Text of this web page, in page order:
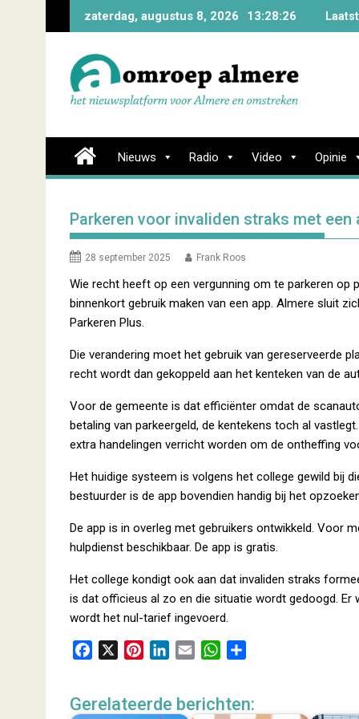
zaterdag, augustus 8, 2026 13:28:27
Nieuws Radio Video Opinie
Parkeren voor invaliden straks met een
28 september 2025 Frank Roos
Wie recht heeft op een vergunning om te parkeren op
binnenkort gebruik maken van een app. Almere sluit
Parkeren Plus.
Die verandering moet het gebruik van gereserveerde
recht wordt dan gekoppeld aan het kenteken van de
Voor de gemeente is dat efficiënter omdat de
betaling van parkeergeld, de kentekens toch al
extra handelingen verricht worden om de ontheffing
Het huidige systeem is volgens het college gewild bij
bestuurder is de app bovendien handig bij het
De app is in overleg met gebruikers ontwikkeld. Voor
hulpdienst beschikbaar. De app is gratis.
Het college kondigt ook aan dat invaliden straks
is dat officieus al zo en die situatie wordt gedoogd.
wordt het nul-tarief ingevoerd.
e
t
k
i
W
t
e
Gerelateerde berichten: